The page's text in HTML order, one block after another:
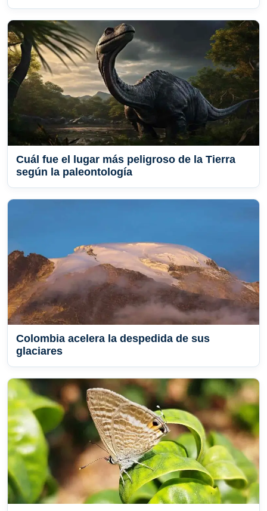
Cuál fue el lugar más peligroso de la Tierra
según la paleontología
Colombia acelera la despedida de sus
glaciares